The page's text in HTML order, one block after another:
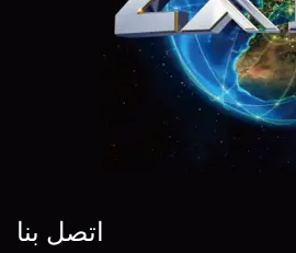
اتصل بنا